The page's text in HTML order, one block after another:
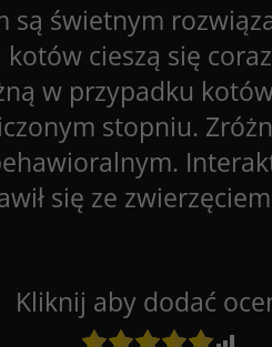
są świetnym
cieszą się
w przypadku
stopniu.
się ze
Kliknij aby dodać